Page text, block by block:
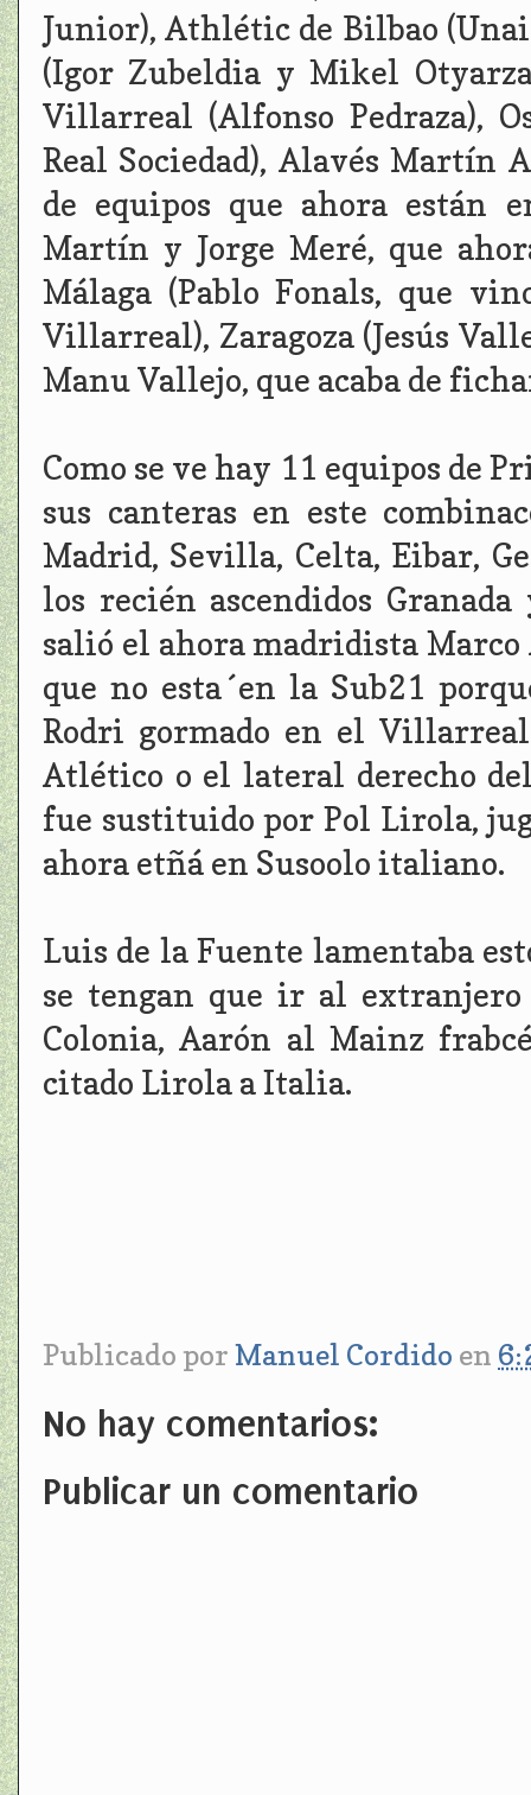
Junior), Athlétic de Bilbao
(Igor Zubeldia y Mikel
Villarreal (Alfonso Pedraza),
Real Sociedad), Alavés Martín
de equipos que ahora están
Martín y Jorge Meré, que
Málaga (Pablo Fonals, que
Villarreal), Zaragoza (Jesús
Manu Vallejo, que acaba de
Como se ve hay 11 equipos de
sus canteras en este
Madrid, Sevilla, Celta, Eibar,
los recién ascendidos
salió el ahora madridista Marco
que no esta´en la Sub21
Rodri gormado en el
Atlético o el lateral derecho
fue sustituido por Pol Lirola,
ahora etñá en Susoolo italiano.
Luis de la Fuente lamentaba
se tengan que ir al extranjero
Colonia, Aarón al Mainz
citado Lirola a Italia.
Publicado por Manuel Cordido en
No hay comentarios:
Publicar un comentario